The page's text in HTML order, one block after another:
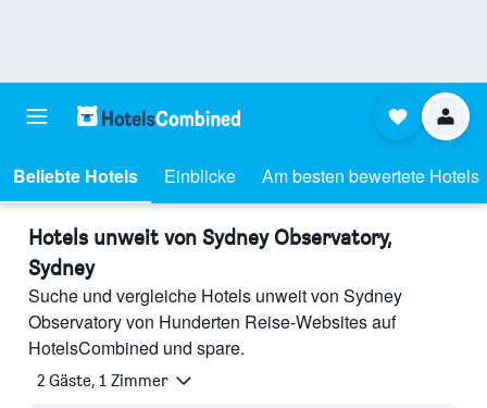
Beliebte Hotels Einblicke Am besten bewertete Hotels
Hotels unweit von Sydney Observatory,
Sydney
Suche und vergleiche Hotels unweit von Sydney
Observatory von Hunderten Reise-Websites auf
HotelsCombined und spare.
2 Gäste, 1 Zimmer